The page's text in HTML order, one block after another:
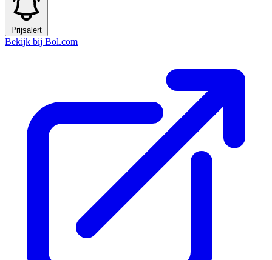
Prijsalert
Bekijk bij Bol.com